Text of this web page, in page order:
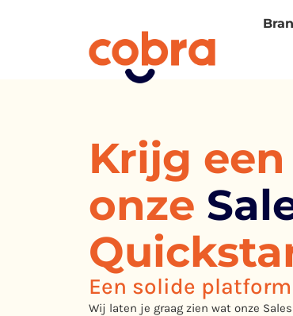
Krijg
onze
Een solide
Wij laten je graag zien wat onze